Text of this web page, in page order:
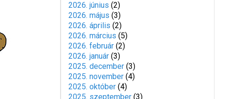
2026. június (2)
2026. május (3)
2026. április (2)
2026. március (5)
2026. február (2)
2026. január (3)
2025. december (3)
2025. november (4)
2025. október (4)
2025. szeptember (3)